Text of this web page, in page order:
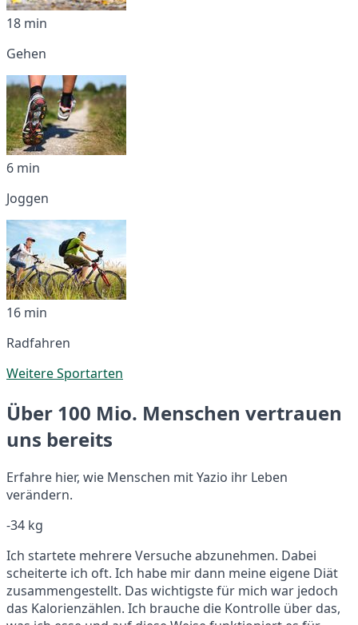
18 min
Gehen
6 min
Joggen
16 min
Radfahren
Weitere Sportarten
Über 100 Mio. Menschen vertrauen
uns bereits
Erfahre hier, wie Menschen mit Yazio ihr Leben
verändern.
-34 kg
Ich startete mehrere Versuche abzunehmen. Dabei
scheiterte ich oft. Ich habe mir dann meine eigene Diät
zusammengestellt. Das wichtigste für mich war jedoch
das Kalorienzählen. Ich brauche die Kontrolle über das,